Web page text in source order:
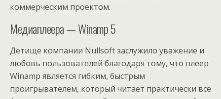
коммерческим проектом.
Медиаплеера — Winamp 5
Детище компании Nullsoft заслужило уважение и
любовь пользователей благодаря тому, что плеер
Winamp является гибким, быстрым
проигрывателем, который читает практически все